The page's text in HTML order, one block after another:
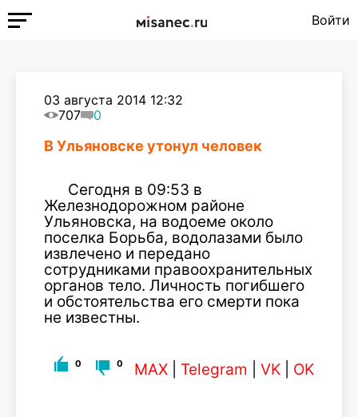
Войти
03 августа 2014 12:32
707
0
В Ульяновске утонул человек
Сегодня в 09:53 в
Железнодорожном районе
Ульяновска, на водоеме около
поселка Борьба, водолазами было
извлечено и передано
сотрудниками правоохранительных
органов тело. Личность погибшего
и обстоятельства его смерти пока
не известны.
0 0 MAX Telegram VK OK